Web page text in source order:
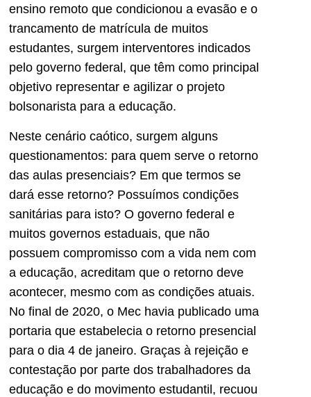
ensino remoto que condicionou a evasão e o
trancamento de matrícula de muitos
estudantes, surgem interventores indicados
pelo governo federal, que têm como principal
objetivo representar e agilizar o projeto
bolsonarista para a educação.
Neste cenário caótico, surgem alguns
questionamentos: para quem serve o retorno
das aulas presenciais? Em que termos se
dará esse retorno? Possuímos condições
sanitárias para isto? O governo federal e
muitos governos estaduais, que não
possuem compromisso com a vida nem com
a educação, acreditam que o retorno deve
acontecer, mesmo com as condições atuais.
No final de 2020, o Mec havia publicado uma
portaria que estabelecia o retorno presencial
para o dia 4 de janeiro. Graças à rejeição e
contestação por parte dos trabalhadores da
educação e do movimento estudantil, recuou